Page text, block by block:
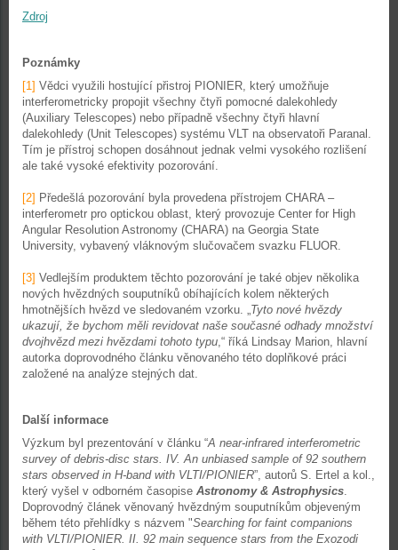
Zdroj
Poznámky
[1] Vědci využili hostující přistroj PIONIER, který umožňuje
interferometricky propojit všechny čtyři pomocné dalekohledy
(Auxiliary Telescopes) nebo případně všechny čtyři hlavní
dalekohledy (Unit Telescopes) systému VLT na observatoři Paranal.
Tím je přístroj schopen dosáhnout jednak velmi vysokého rozlišení
ale také vysoké efektivity pozorování.
[2] Předešlá pozorování byla provedena přístrojem CHARA –
interferometr pro optickou oblast, který provozuje Center for High
Angular Resolution Astronomy (CHARA) na Georgia State
University, vybavený vláknovým slučovačem svazku FLUOR.
[3] Vedlejším produktem těchto pozorování je také objev několika
nových hvězdných souputníků obíhajících kolem některých
hmotnějších hvězd ve sledovaném vzorku. „Tyto nové hvězdy
ukazují, že bychom měli revidovat naše současné odhady množství
dvojhvězd mezi hvězdami tohoto typu,“ říká Lindsay Marion, hlavní
autorka doprovodného článku věnovaného této doplňkové práci
založené na analýze stejných dat.
Další informace
Výzkum byl prezentování v článku “A near-infrared interferometric
survey of debris-disc stars. IV. An unbiased sample of 92 southern
stars observed in H-band with VLTI/PIONIER”, autorů S. Ertel a kol.,
který vyšel v odborném časopise Astronomy & Astrophysics.
Doprovodný článek věnovaný hvězdným souputníkům objeveným
během této přehlídky s názvem "Searching for faint companions
with VLTI/PIONIER. II. 92 main sequence stars from the Exozodi